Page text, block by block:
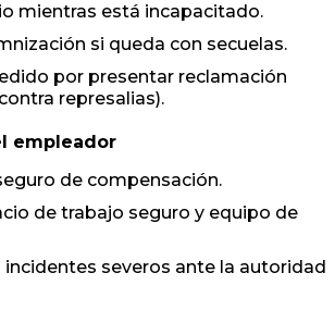
mientras está incapacitado.
si queda con secuelas.
por presentar reclamación
represalias).
empleador
de compensación.
de trabajo seguro y equipo de
incidentes severos ante la autoridad